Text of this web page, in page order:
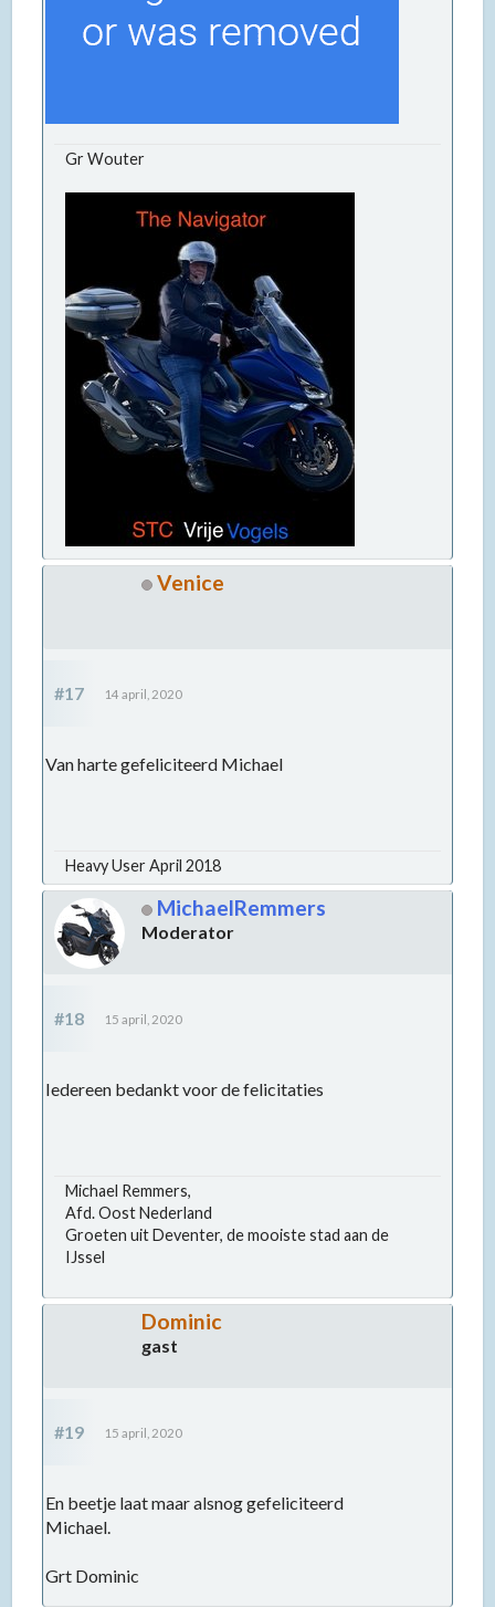
Gr Wouter
Venice
#17 14 april, 2020
Van harte gefeliciteerd Michael
Heavy User April 2018
MichaelRemmers
Moderator
#18 15 april, 2020
Iedereen bedankt voor de felicitaties
Michael Remmers,
Afd. Oost Nederland
Groeten uit Deventer, de mooiste stad aan de
IJssel
Dominic
gast
#19 15 april, 2020
En beetje laat maar alsnog gefeliciteerd
Michael.
Grt Dominic